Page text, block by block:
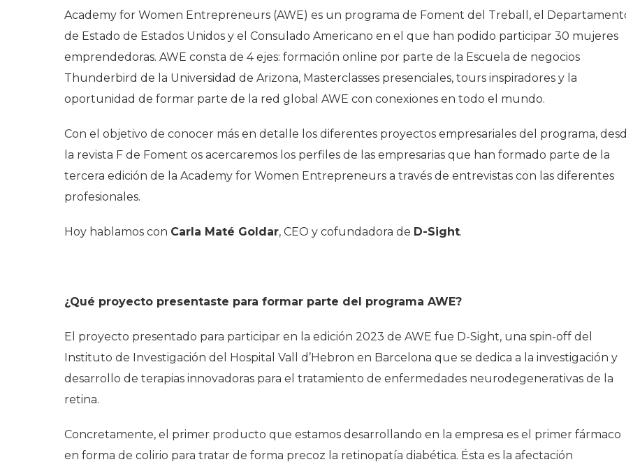
Academy for Women Entrepreneurs (AWE) es un programa de Foment del Treball, el
de Estado de Estados Unidos y el Consulado Americano en el que han podido participar 30 mujeres
emprendedoras. AWE consta de 4 ejes: formación online por parte de la Escuela de negocios
Thunderbird de la Universidad de Arizona, Masterclasses presenciales, tours inspiradores y la
oportunidad de formar parte de la red global AWE con conexiones en todo el mundo.
Con el objetivo de conocer más en detalle los diferentes proyectos empresariales del programa,
la revista F de Foment os acercaremos los perfiles de las empresarias que han formado parte de la
tercera edición de la Academy for Women Entrepreneurs a través de entrevistas con las diferentes
profesionales.
Hoy hablamos con Carla Maté Goldar, CEO y cofundadora de D-Sight.
¿Qué proyecto presentaste para formar parte del programa AWE?
El proyecto presentado para participar en la edición 2023 de AWE fue D-Sight, una spin-off del
Instituto de Investigación del Hospital Vall d’Hebron en Barcelona que se dedica a la investigación y
desarrollo de terapias innovadoras para el tratamiento de enfermedades neurodegenerativas de la
retina.
Concretamente, el primer producto que estamos desarrollando en la empresa es el primer fármaco
en forma de colirio para tratar de forma precoz la retinopatía diabética. Ésta es la afectación